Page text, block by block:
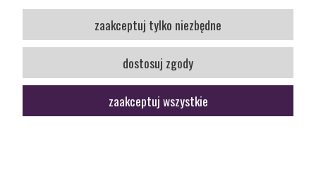
SOCIAL MEDIA
Śledź nas
pokaż pełną wersję strony
zaakceptuj tylko niezbędne
dostosuj zgody
zaakceptuj wszystkie